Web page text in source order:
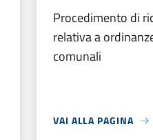
Procedimento di
relativa a
comunali
VAI ALLA PAGINA